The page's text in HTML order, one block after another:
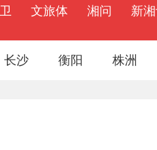
文旅体 湘问 新
长沙 衡阳 株洲